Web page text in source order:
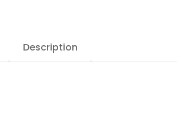
Description